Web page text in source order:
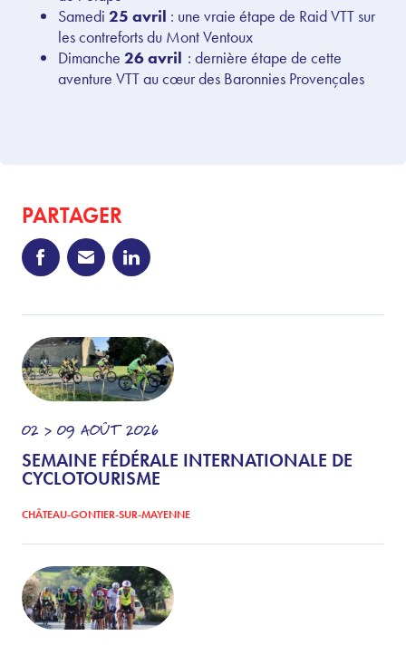
Samedi 25 avril : une vraie étape de Raid VTT sur
les contreforts du Mont Ventoux
Dimanche 26 avril : dernière étape de cette
aventure VTT au cœur des Baronnies Provençales
PARTAGER
02 > 09 AOÛT 2026
SEMAINE FÉDÉRALE INTERNATIONALE DE
CYCLOTOURISME
CHÂTEAU-GONTIER-SUR-MAYENNE